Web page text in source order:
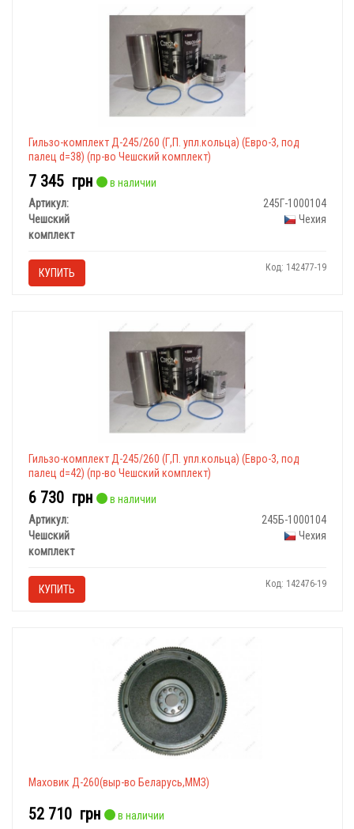
Гильзо-комплект Д-245/260 (Г,П. упл.кольца) (Евро-3, под
палец d=38) (пр-во Чешский комплект)
7 345 грн
в наличии
Артикул:
245Г-1000104
Чешский
комплект
Чехия
КУПИТЬ Код: 142477-19
Гильзо-комплект Д-245/260 (Г,П. упл.кольца) (Евро-3, под
палец d=42) (пр-во Чешский комплект)
6 730 грн
в наличии
Артикул:
245Б-1000104
Чешский
комплект
Чехия
КУПИТЬ Код: 142476-19
Маховик Д-260(выр-во Беларусь,ММЗ)
52 710 грн
в наличии